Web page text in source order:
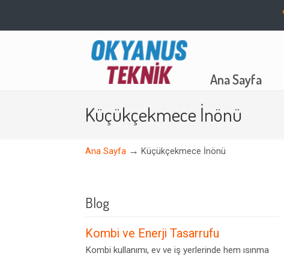
Ana Sayfa
Navigation
Küçükçekmece İnönü
Ana Sayfa → Küçükçekmece İnönü
Blog
Kombi ve Enerji Tasarrufu
Kombi kullanımı, ev ve iş yerlerinde hem ısınma